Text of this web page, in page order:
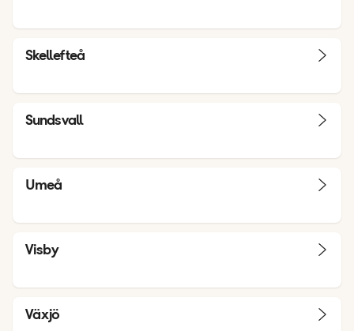
Skellefteå
Sundsvall
Umeå
Visby
Växjö